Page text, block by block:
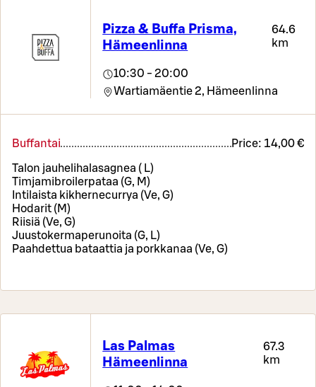
Pizza & Buffa Prisma,
Hämeenlinna
64.6
km
10:30 - 20:00
Wartiamäentie 2, Hämeenlinna
Buffantai Price: 14,00 €
Talon jauhelihalasagnea ( L)
Timjamibroilerpataa (G, M)
Intilaista kikhernecurrya (Ve, G)
Hodarit (M)
Riisiä (Ve, G)
Juustokermaperunoita (G, L)
Paahdettua bataattia ja porkkanaa (Ve, G)
Las Palmas
Hämeenlinna
67.3
km